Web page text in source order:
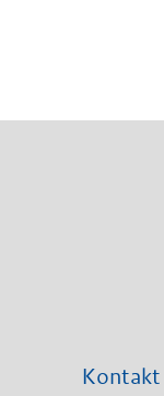
Kontakt